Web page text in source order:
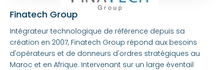
Finatech Group
Intégrateur technologique de référence depuis sa
création en 2007, Finatech Group répond aux besoins
d'opérateurs et de donneurs d'ordres stratégiques au
Maroc et en Afrique. Intervenant sur un large éventail